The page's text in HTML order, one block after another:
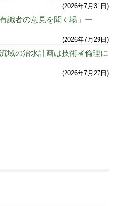
2026年7月31日
識者の意見を聞く場」ー
2026年7月29日
域の治水計画は技術者倫理に
2026年7月27日